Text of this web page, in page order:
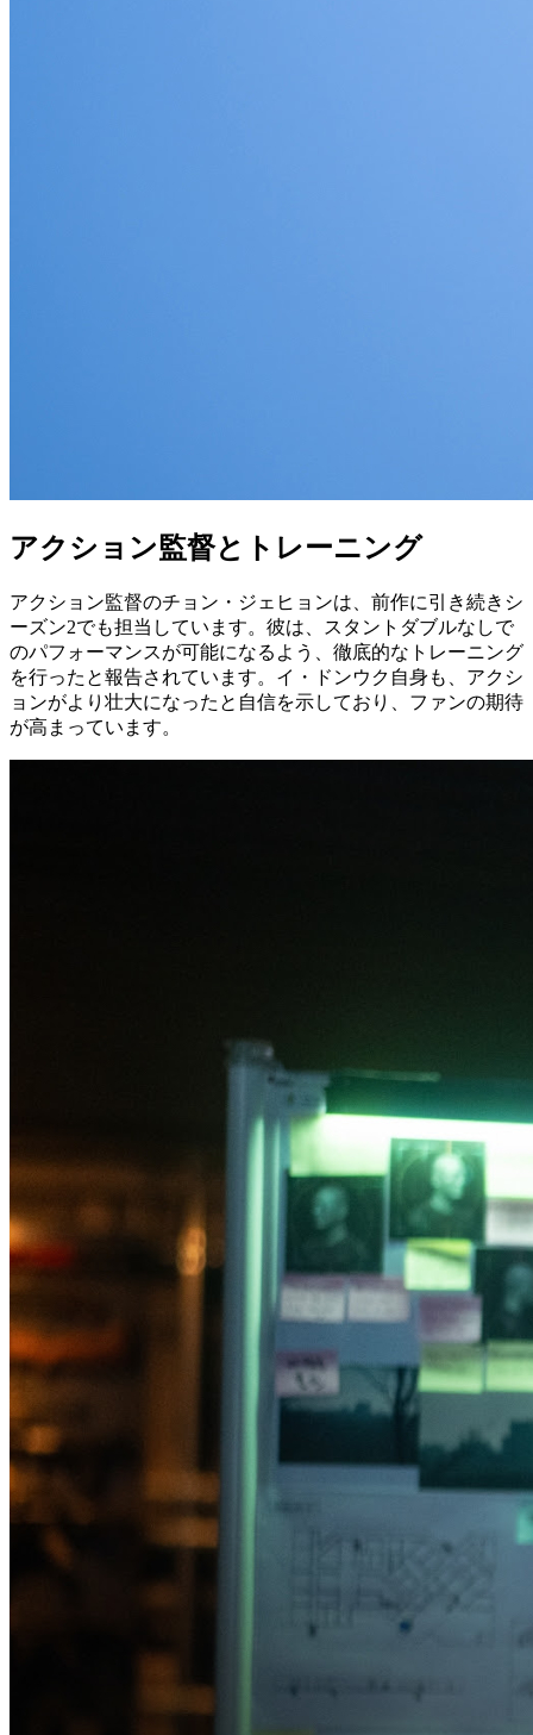
アクション監督とトレーニング
アクション監督のチョン・ジェヒョンは、前作に引き続きシ
ーズン2でも担当しています。彼は、スタントダブルなしで
のパフォーマンスが可能になるよう、徹底的なトレーニング
を行ったと報告されています。イ・ドンウク自身も、アクシ
ョンがより壮大になったと自信を示しており、ファンの期待
が高まっています。